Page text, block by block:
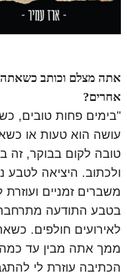
אתה מצלם וכותב כשאתה
אחרים?
"בימים פחות טובים,
עושה הוא טעות או
טובה לקום בבוקר, זה
ולכתוב. היציאה לטבע
משברים זמניים
בטבע התודעה
לאירועים חולפים.
ממך אתה מבין עד
הכתיבה עוזרת לי